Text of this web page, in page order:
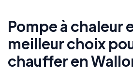
Pompe à chaleur
meilleur choix
chauffer en